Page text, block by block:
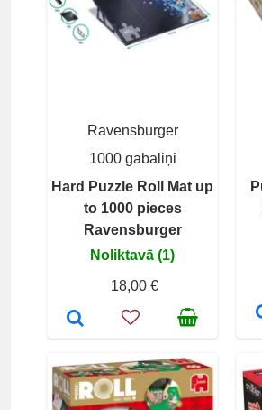
Ravensburger
1000 gabaliņi
Hard Puzzle Roll Mat up
to 1000 pieces
Ravensburger
Noliktavā (1)
18,00 €